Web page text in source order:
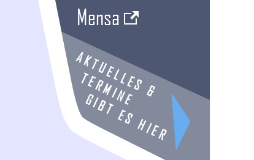
Mensa
AKTUELLES &
TERMINE
GIBT ES HIER